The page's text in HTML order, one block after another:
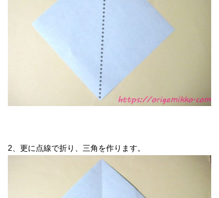
2、更に点線で折り、三角を作ります。